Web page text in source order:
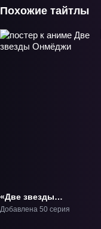
Похожие тайтлы
«Две звезды
Онмёджи» ТВ-1
Добавлена 50 серия